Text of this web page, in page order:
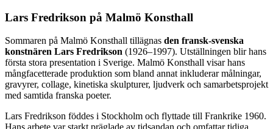
Lars Fredrikson på Malmö Konsthall
Sommaren på Malmö Konsthall tillägnas den fransk-svenska
konstnären Lars Fredrikson (1926–1997). Utställningen blir hans
första stora presentation i Sverige. Malmö Konsthall visar hans
mångfacetterade produktion som bland annat inkluderar målningar,
gravyrer, collage, kinetiska skulpturer, ljudverk och samarbetsprojekt
med samtida franska poeter.
Lars Fredrikson föddes i Stockholm och flyttade till Frankrike 1960.